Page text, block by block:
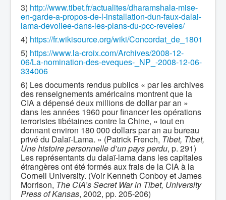
3) http://www.tibet.fr/actualites/dharamshala-mise-
en-garde-a-propos-de-l-installation-dun-faux-dalai-
lama-devoilee-dans-les-plans-du-pcc-reveles/
4) https://fr.wikisource.org/wiki/Concordat_de_1801
5) https://www.la-croix.com/Archives/2008-12-
06/La-nomination-des-eveques-_NP_-2008-12-06-
334006
6) Les documents rendus publics « par les archives
des renseignements américains montrent que la
CIA a dépensé deux millions de dollar par an »
dans les années 1960 pour financer les opérations
terroristes tibétaines contre la Chine, « tout en
donnant environ 180 000 dollars par an au bureau
privé du Dalaï-Lama. » (Patrick French, Tibet, Tibet,
Une histoire personnelle d’un pays perdu, p. 291)
Les représentants du dalaï-lama dans les capitales
étrangères ont été formés aux frais de la CIA à la
Cornell University. (Voir Kenneth Conboy et James
Morrison, The CIA’s Secret War in Tibet, University
Press of Kansas, 2002, pp. 205-206)